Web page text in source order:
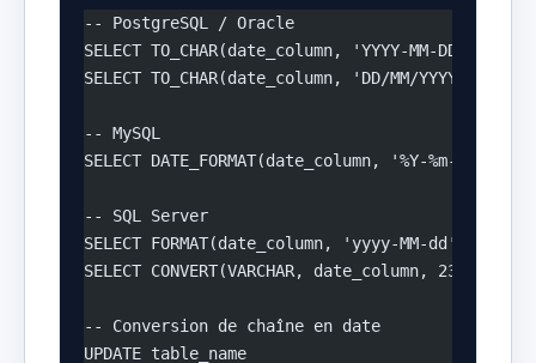
-- PostgreSQL / Oracle
SELECT TO_CHAR(date_column, 'YYYY-MM-DD')
SELECT TO_CHAR(date_column, 'DD/MM/YYYY')
-- MySQL
SELECT DATE_FORMAT(date_column, '%Y-%m-%d')
-- SQL Server
SELECT FORMAT(date_column, 'yyyy-MM-dd') FROM
SELECT CONVERT(VARCHAR, date_column, 23) FROM
-- Conversion de chaîne en date
UPDATE table_name